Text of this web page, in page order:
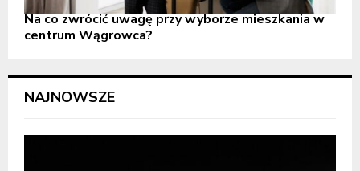
Na co zwrócić uwagę przy wyborze mieszkania w
centrum Wągrowca?
NAJNOWSZE